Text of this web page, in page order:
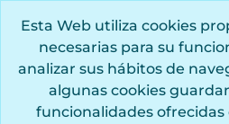
Esta Web utiliza cookies
necesarias para su
analizar sus hábitos de
algunas cookies
funcionalidades ofrecidas